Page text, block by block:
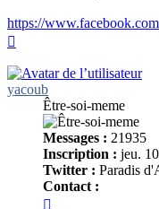
https://
yacoub
Être-soi-meme
Messages : 21935
Inscription : jeu.
Twitter : Paradis
Contact :